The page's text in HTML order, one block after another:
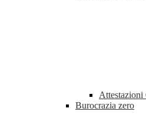
Attestazioni
Burocrazia zero